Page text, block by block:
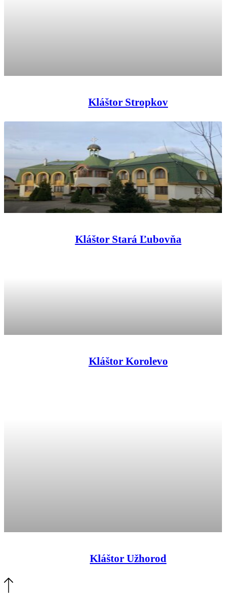
Kláštor Stropkov
Kláštor Stará Ľubovňa
Kláštor Korolevo
Kláštor Užhorod